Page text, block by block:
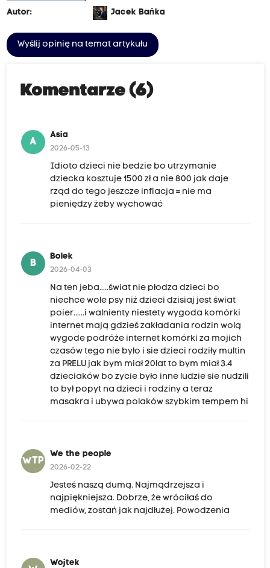
Autor:
Jacek Bańka
Wyślij opinię na temat artykułu
Komentarze (6)
A
Asia
2026-05-13
Idioto dzieci nie bedzie bo utrzymanie
dziecka kosztuje 1500 zł a nie 800 jak daje
rząd do tego jeszcze inflacja = nie ma
pieniędzy żeby wychować
B
Bolek
2026-04-03
Na ten jeba.....świat nie płodza dzieci bo
niechce wole psy niż dzieci dzisiaj jest świat
poier......i walnienty niestety wygoda komórki
internet mają gdzieś zakładania rodzin wolą
wygode podróże internet komórki za mojich
czasów tego nie było i sie dzieci rodziły multin
za PRELU jak bym miał 20lat to bym miał 3.4
dzieciaków bo zycie było inne ludzie sie nudzili
to był popyt na dzieci i rodziny a teraz
masakra i ubywa polaków szybkim tempem hi
WTP
We the people
2026-02-22
Jesteś naszą dumą. Najmądrzejsza i
najpiękniejsza. Dobrze, że wróciłaś do
mediów, zostań jak najdłużej. Powodzenia
Wojtek